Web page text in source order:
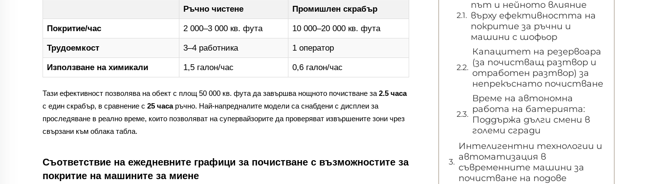
Ръчно чистене Промишлен скрабър
Покритие/час 2 000–3 000 кв. фута 10 000–20 000 кв. фута
Трудоемкост 3–4 работника 1 оператор
Използване на химикали 1,5 галон/час 0,6 галон/час
Тази ефективност позволява на обект с площ 50 000 кв. фута да завършва нощното почистване за 2.5 часа
с един скрабър, в сравнение с 25 часа ръчно. Най-напредналите модели са снабдени с дисплеи за
проследяване в реално време, които позволяват на супервайзорите да проверяват извършените зони чрез
свързани към облака табла.
Съответствие на ежедневните графици за почистване с възможностите за
покритие на машините за миене
път и нейното влияние
върху ефективността на
покритие за ръчни и
машини с шофьор
Капацитет на резервоара
(за почистващ разтвор и
отработен разтвор) за
непрекъснато почистване
Време на автономна
работа на батерията:
Поддържа дълги смени в
големи сгради
Интелигентни технологии и
автоматизация в
съвременните машини за
почистване на подове